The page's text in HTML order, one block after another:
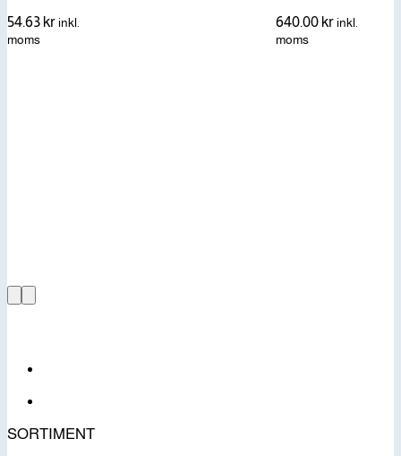
54.63 krinkl.
moms
640.00 krinkl.
moms
SORTIMENT